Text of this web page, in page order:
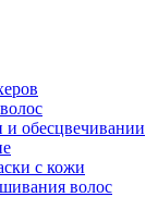
обесцвечивании
с кожи
волос